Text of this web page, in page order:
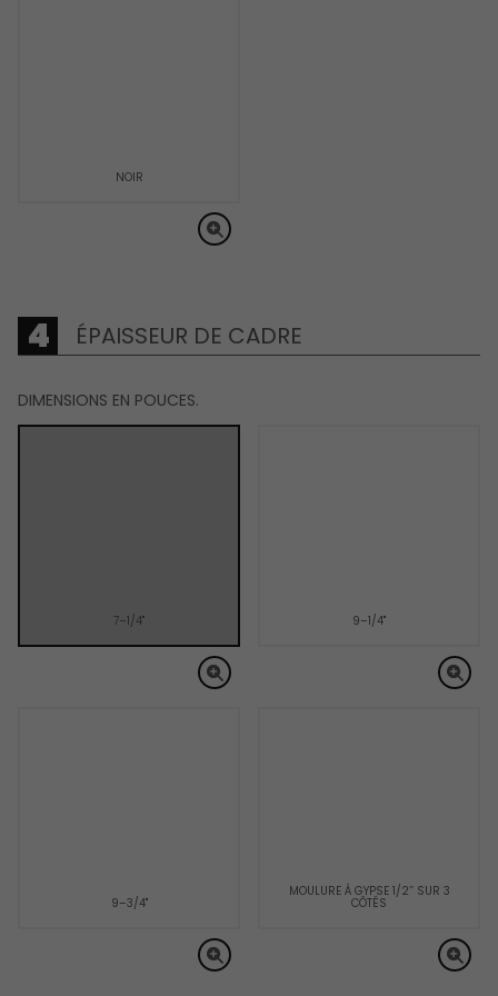
NOIR
ÉPAISSEUR DE CADRE
DIMENSIONS EN POUCES.
7–1/4" 9–1/4"
9–3/4"
MOULURE À GYPSE 1/2’’ SUR 3
CÔTÉS